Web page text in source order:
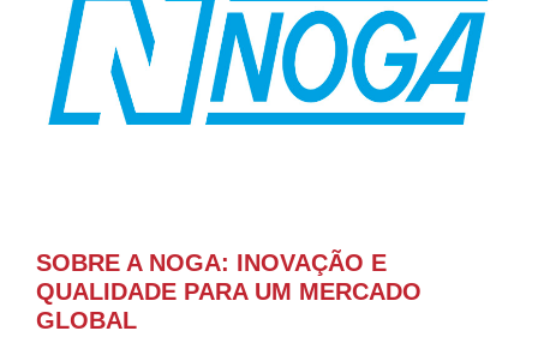
SOBRE A NOGA: INOVAÇÃO E
QUALIDADE PARA UM MERCADO
GLOBAL